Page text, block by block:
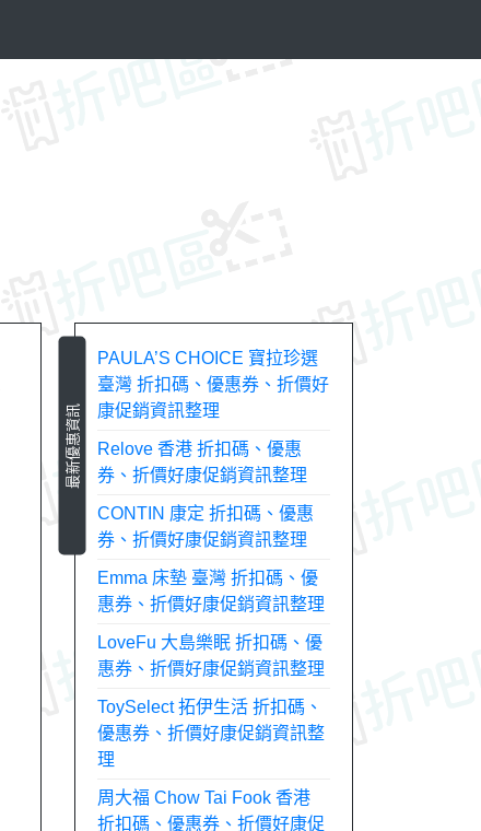
最新優惠資訊
PAULA’S CHOICE 寶拉珍選
臺灣 折扣碼、優惠券、折價好
康促銷資訊整理
Relove 香港 折扣碼、優惠
券、折價好康促銷資訊整理
CONTIN 康定 折扣碼、優惠
券、折價好康促銷資訊整理
Emma 床墊 臺灣 折扣碼、優
惠券、折價好康促銷資訊整理
LoveFu 大島樂眠 折扣碼、優
惠券、折價好康促銷資訊整理
ToySelect 拓伊生活 折扣碼、
優惠券、折價好康促銷資訊整
理
周大福 Chow Tai Fook 香港
折扣碼、優惠券、折價好康促